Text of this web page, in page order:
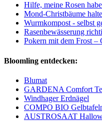
Hilfe, meine Rosen
Mond-Christbäume
Wurmkompost - selbst
Rasenbewässerung
Pokern mit dem Frost –
Bloomling entdecken:
Blumat
GARDENA Comfort
Windhager Erdnägel
COMPO BIO
AUSTROSAAT